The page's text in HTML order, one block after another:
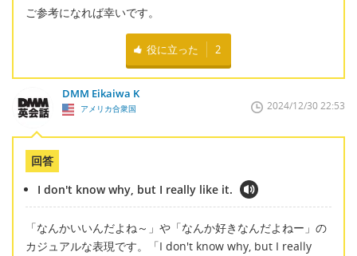
ご参考になれば幸いです。
役に立った 2
DMM Eikaiwa K
アメリカ合衆国 2024/12/30 22:53
回答
I don't know why, but I really like it.
「なんかいいんだよね～」や「なんか好きなんだよねー」の
カジュアルな表現です。「I don't know why, but I really